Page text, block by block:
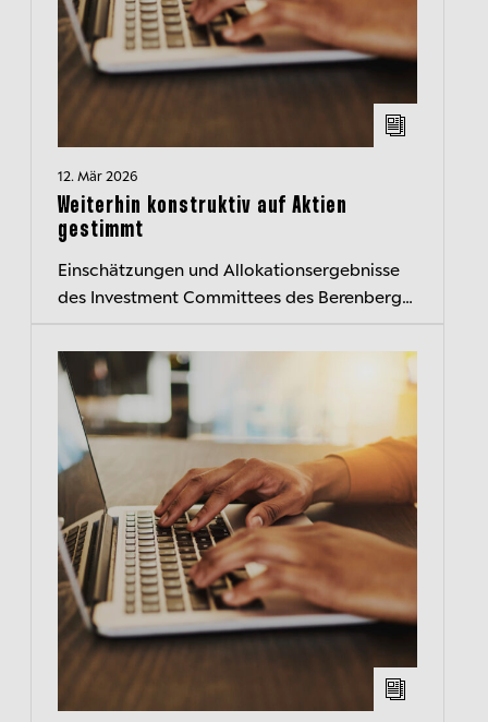
12. Mär 2026
Weiterhin konstruktiv auf Aktien
gestimmt
Einschätzungen und Allokationsergebnisse
des Investment Committees des Berenberg
zusammengefasst – der transparente
Einblick...